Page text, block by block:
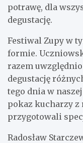
potrawę, dla
degustację.
Festiwal Zupy w
formie.
razem
degustację
tego dnia w
pokaz kucharzy
przygotowali
Radosław